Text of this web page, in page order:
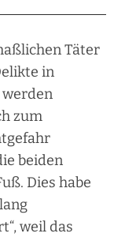
Täter
in
zum
beiden
Dies habe
weil das